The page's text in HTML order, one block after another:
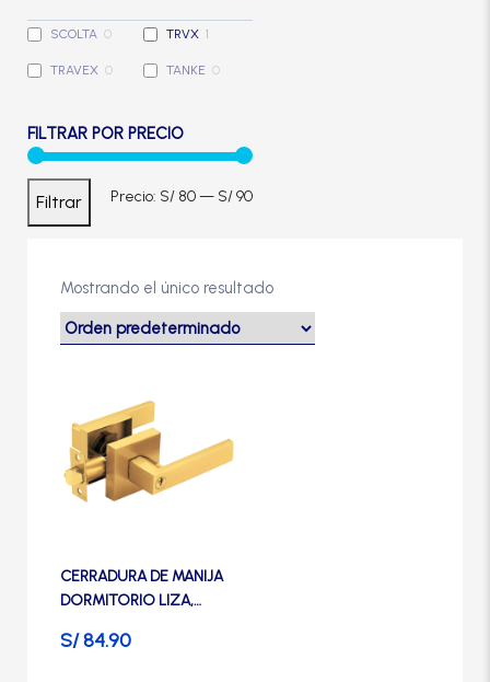
Cerradura de Sobreponer
Cerradura eléctrica
Cerraduras Digitales
Cierrapuertas
Manijas
Manillones
Otros
Mostrando el único resultado
CERRADURA DE MANIJA
DORMITORIO LIZA,
S/84.90
SCOLTA 0
TRAVEX 0
TRVX 1
TANKE 0
FILTRAR POR PRECIO
Precio
Precio
Filtrar Precio: S/ 80— S/ 90